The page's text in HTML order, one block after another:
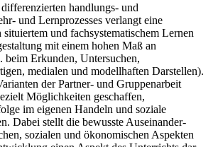
handlungs- und
und Lernprozesses verlangt eine
und fachsystematischem Lernen
mit einem hohen Maß an
beim Erkunden, Untersuchen,
medialen und modellhaften Darstellen).
der Partner- und Gruppenarbeit
Möglichkeiten geschaffen,
im eigenen Handeln und soziale
Dabei stellt die bewusste Auseinander-
sozialen und ökonomischen Aspekten